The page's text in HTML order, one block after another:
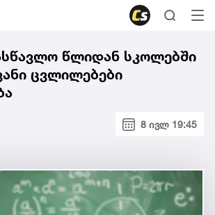
წლიდან სკოლებში
ცვლილებები
8 ივლ 19:45